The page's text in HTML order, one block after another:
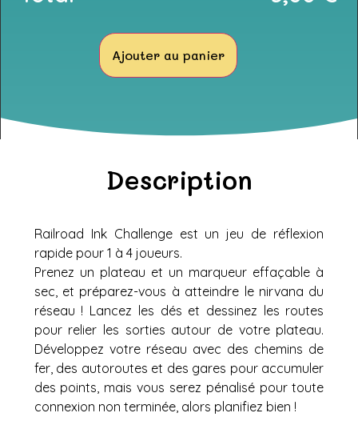
Ajouter au panier
Description
Railroad Ink Challenge est un jeu de réflexion
rapide pour 1 à 4 joueurs.
Prenez un plateau et un marqueur effaçable à
sec, et préparez-vous à atteindre le nirvana du
réseau ! Lancez les dés et dessinez les routes
pour relier les sorties autour de votre plateau.
Développez votre réseau avec des chemins de
fer, des autoroutes et des gares pour accumuler
des points, mais vous serez pénalisé pour toute
connexion non terminée, alors planifiez bien !